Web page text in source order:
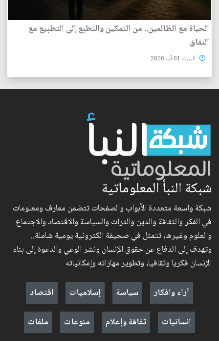
الحياة مع الظالمين.. من التمكين والتطبع إلى التطبيع مع
النفاق
السبت 01 آب 2026
شبكة النبأ المعلوماتية
شبكة واسعة متعددة الأبواب والصفحات تتضمن معارف ومعلومات
في الفكر والثقافة والدين والتراث والسياسة والاقتصاد والاجتماع
والعلوم وغيرها، تتمثل في صحيفة الكترونية يومية شاملة..
وتهدف إلى الدفاع عن حقوق الإنسان ونشر الوعي والدعوة إلى بناء
الإنسان فكريا وثقافيا، وتطوير مهاراته وإمكانياته
آراء وافكار
سياسة إسلاميات
اقتصاد
إنسانيات
ثقافة وإعلام منوعات ملفات